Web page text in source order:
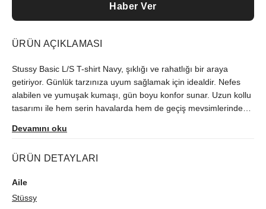
Haber Ver
ÜRÜN AÇIKLAMASI
Stussy Basic L/S T-shirt Navy, şıklığı ve rahatlığı bir araya
getiriyor. Günlük tarzınıza uyum sağlamak için idealdir. Nefes
alabilen ve yumuşak kumaşı, gün boyu konfor sunar. Uzun kollu
tasarımı ile hem serin havalarda hem de geçiş mevsimlerinde
elde ederken, navy rengiyle her kombinle kolayca uyum sağlar.
Devamını oku
ÜRÜN DETAYLARI
Aile
Stüssy